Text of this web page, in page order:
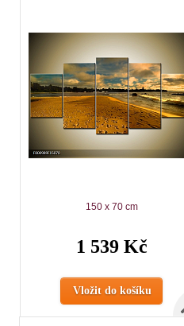
150 x 70 cm
1 539 Kč
Vložit do košíku